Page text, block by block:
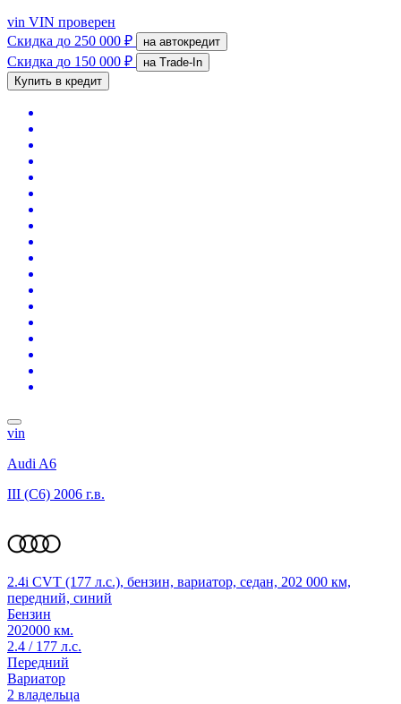
vin VIN проверен
Скидка до 250 000 ₽ на автокредит
Скидка до 150 000 ₽
на Trade-In
Купить в кредит
vin
Audi A6
III (C6) 2006 г.в.
2.4i CVT (177 л.с.), бензин, вариатор, седан, 202 000 км,
передний, синий
Бензин
202000 км.
2.4 / 177 л.с.
Передний
Вариатор
2 владельца